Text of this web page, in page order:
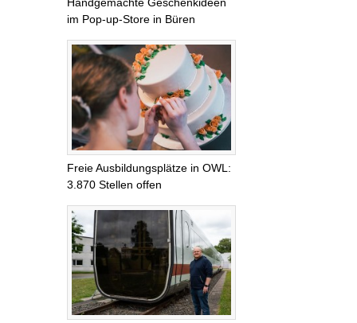
im Pop-up-Store in Büren
Freie Ausbildungsplätze in OWL:
3.870 Stellen offen